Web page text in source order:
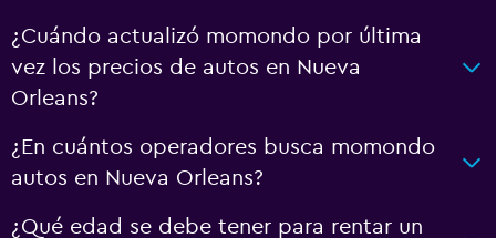
¿Cuándo actualizó momondo por última
vez los precios de autos en Nueva
Orleans?
¿En cuántos operadores busca momondo
autos en Nueva Orleans?
¿Qué edad se debe tener para rentar un